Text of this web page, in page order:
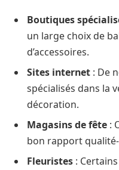
Boutiques
un large choix de
d’accessoires.
Sites internet : De
spécialisés dans la
décoration.
Magasins de fête :
bon rapport
Fleuristes :